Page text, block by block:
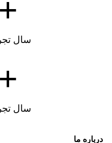
+
سال
+
سال
درباره ما